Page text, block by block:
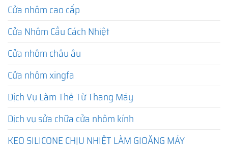
Cửa nhôm cao cấp
Cửa Nhôm Cầu Cách Nhiệt
Cửa nhôm châu âu
Cửa nhôm xingfa
Dịch Vụ Làm Thẻ Từ Thang Máy
Dịch vụ sửa chữa cửa nhôm kính
KEO SILICONE CHỊU NHIỆT LÀM GIOĂNG MÁY